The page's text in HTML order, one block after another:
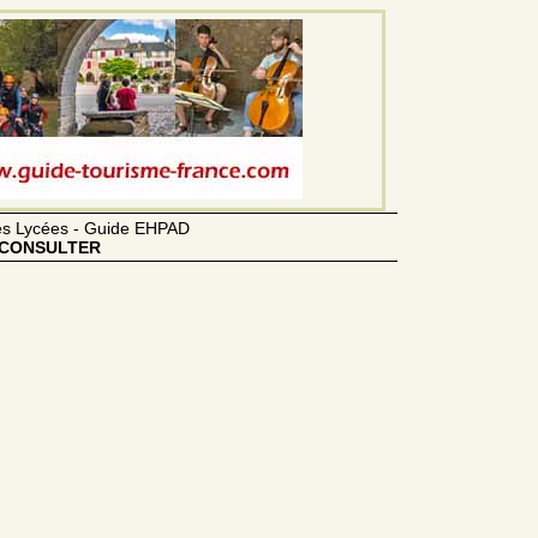
Lycées - Guide EHPAD